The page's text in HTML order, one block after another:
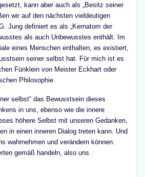
kann aber auch als „Besitz seiner
wir auf den nächsten vieldeutigen
Jung definiert es als „Kernatom der
als auch Unbewusstes enthält. Im
eines Menschen enthalten, es existiert,
seiner selbst hat. Für mich ist es
Fünklein von Meister Eckhart oder
Philosophie.
selbst“ das Bewusstsein dieses
in uns, ebenso wie die innere
höhere Selbst mit unseren Gedanken,
in einen inneren Dialog treten kann. Und
wahrnehmen und verändern können.
gemäß handeln, also uns